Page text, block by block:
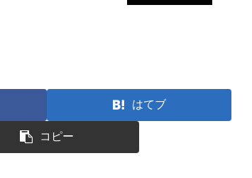
はてブ
コピー